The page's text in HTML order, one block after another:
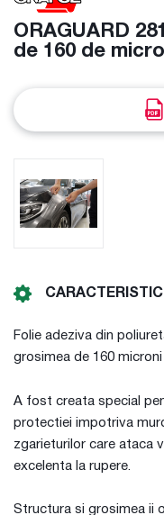
ORAGUARD
de 160 de
Folie adeziva din
grosimea de 160
A fost creata special
protectiei impotriva
zgarieturilor care ataca
excelenta la rupere.
Structura si grosimea ii